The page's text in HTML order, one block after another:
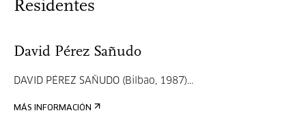
Residentes
David Pérez Sañudo
DAVID PÉREZ SAÑUDO (Bilbao, 1987)...
MÁS INFORMACIÓN